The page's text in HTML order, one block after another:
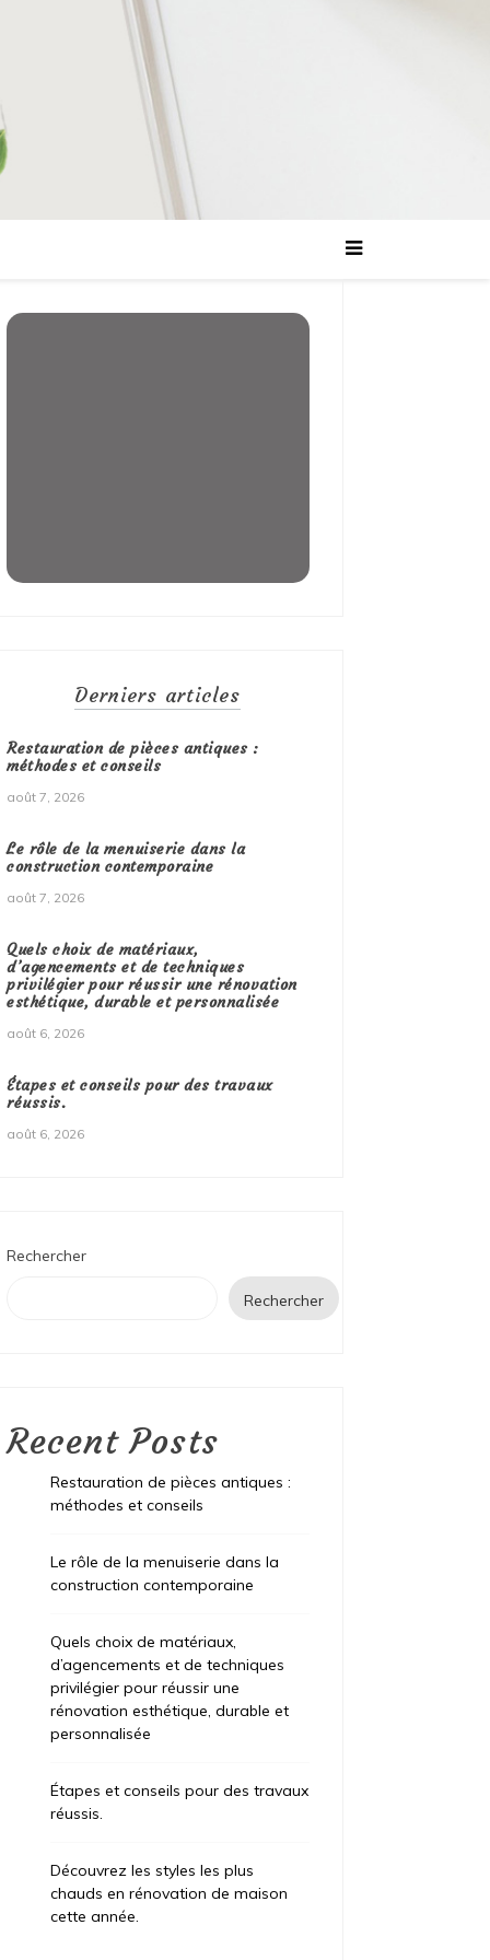
et conseils pour des
Derniers articles
Restauration de pièces antiques :
méthodes et conseils
août 7, 2026
Le rôle de la menuiserie dans la
construction contemporaine
août 7, 2026
Quels choix de matériaux,
d’agencements et de techniques
privilégier pour réussir une rénovation
esthétique, durable et personnalisée
août 6, 2026
Étapes et conseils pour des travaux
réussis.
août 6, 2026
Rechercher
Rechercher
Recent Posts
Restauration de pièces antiques :
méthodes et conseils
Le rôle de la menuiserie dans la
construction contemporaine
Quels choix de matériaux,
d’agencements et de techniques
privilégier pour réussir une
rénovation esthétique, durable et
personnalisée
Étapes et conseils pour des travaux
réussis.
Découvrez les styles les plus
chauds en rénovation de maison
cette année.